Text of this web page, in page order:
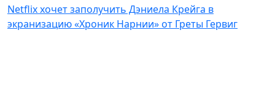
Netflix хочет заполучить Дэниела Крейга в
экранизацию «Хроник Нарнии» от Греты Гервиг